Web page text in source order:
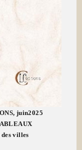
juin2025
villes